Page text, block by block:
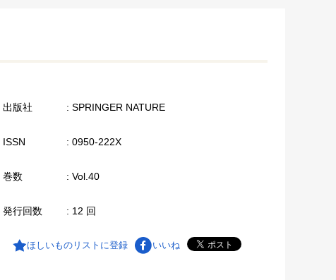
出版社 : SPRINGER NATURE
ISSN : 0950-222X
巻数 : Vol.40
発行回数 : 12 回
ほしいものリストに登録 いいね